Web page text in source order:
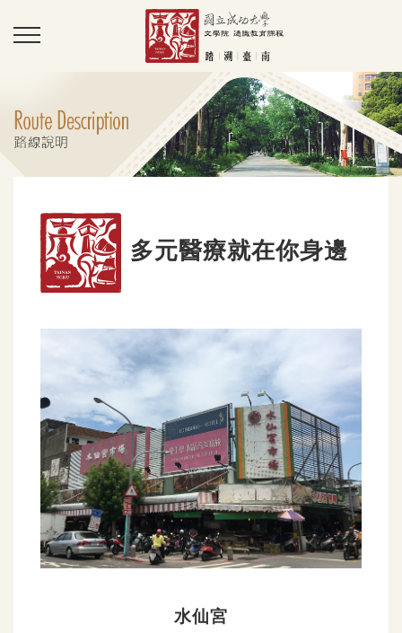
多元醫療就在你身邊
水仙宮